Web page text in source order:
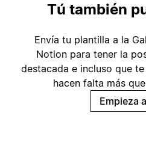
Tú también
Envía tu plantilla a la
Notion para tener la
destacada e incluso que
hacen falta más
Empieza